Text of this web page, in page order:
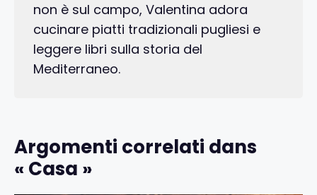
non è sul campo, Valentina adora
cucinare piatti tradizionali pugliesi e
leggere libri sulla storia del
Mediterraneo.
Argomenti correlati dans
« Casa »